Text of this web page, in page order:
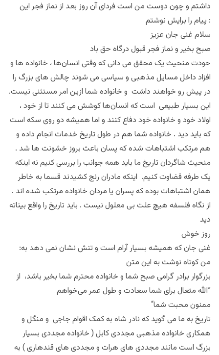
داشتم و چون دوست من است فردای آن روز بعد از نماز فجر این
پیام را برایش نوشتم :
سلام غنی جان عزیز
صبح بخیر و نماز فجر قبول درگاه حق باد
حودت منحیث یک محقق می دانی که وقتی انسان‌ها ، خانواده ها و
افزاد داخل مسایل مذهبی و سیاسی می شوند چالش های بزرگ را
در پیش رو خواهند داشت و خانواده شما ازین امر مستثنی نیست.
این بسیار طبیعی است که انسان‌ها کوشش می کنند تا از خود ،
اولاد خود و خانواده خود دفاع کنند و اما همیشه دو روی سکه است
که باید دید . خانواده شما هم در طول تاریخ خدمات انجام داده و
هم مرتکب اشتباهات شده که پسان باعث بروز خشونت ها شد .
منحیث شاگردان تاریخ ما باید همه جوانب را بررسی کنیم نه اینکه
یک طرفه قضاوت کنیم. اینکه مادران رنج کشیدند قسما به خاطر
همان اشتباهات بوده که پسران یا مردان خانواده مرتکب شده اند .
از نگاه فلسفه هیچ علت بی معلول نیست . باید تاریخ را واقع بیناته
دید
روز خوش
:غنی جان که همیشه بسیار آرام است و تنش نشان نمی دهد به
من کوتاه نوشت به این متن
الله متعال برای شما سعادت و طول عمر می‌خواهم”
“ممنون محبت شما
تاریخ به ما می گوید که نادر شاه به کمک اقوام جاجی و منگل و
همکاری خانواده مذهبی مجددی کابل ( خانواده مجددی بسیار
بزرگ است مانند مجددی های هرات و مجددی های قندهاری ) به